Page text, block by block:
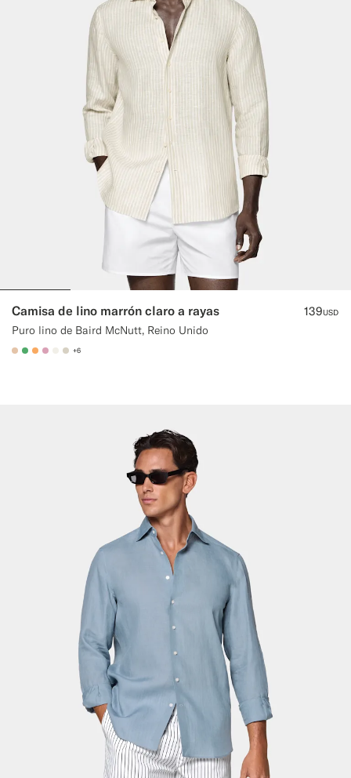
Camisa de lino marrón claro a rayas
Puro lino de Baird McNutt, Reino Unido
139USD
#E4C4A9
#50AA6A
#F9AA62
#DAA1B6
#F1EFE8
#D7D1C3
+6